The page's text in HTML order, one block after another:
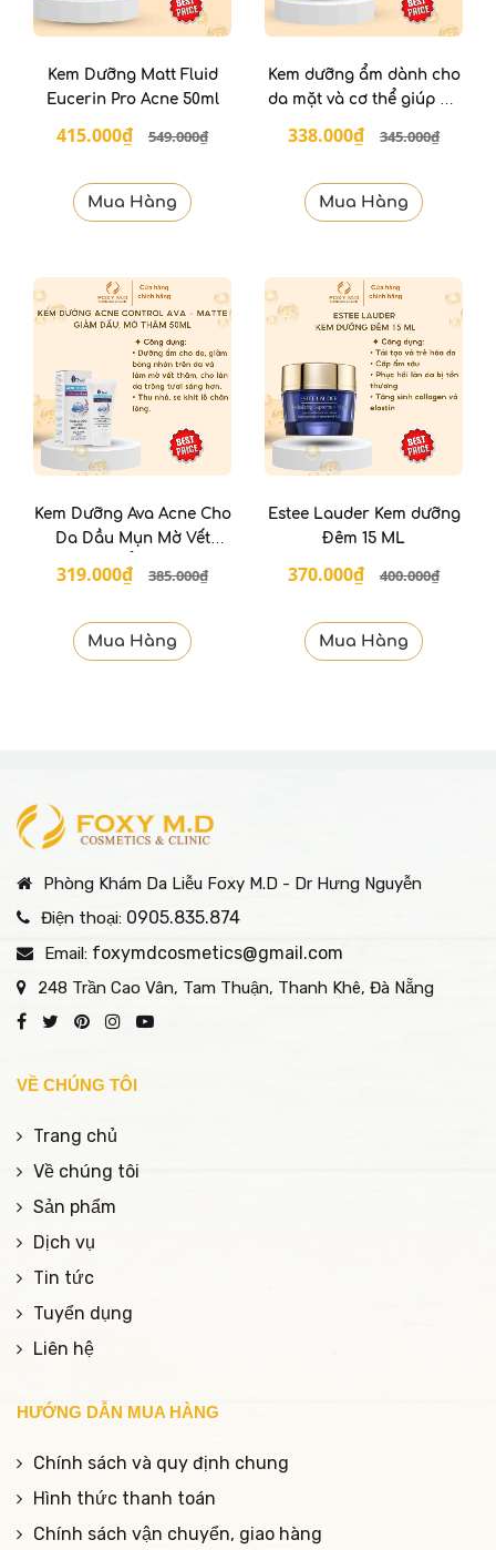
Kem Dưỡng Matt Fluid
Eucerin Pro Acne 50ml
415.000₫ 549.000₫
Mua Hàng
Kem dưỡng ẩm dành cho
da mặt và cơ thể giúp da
Exomega Allergo
338.000₫ 345.000₫
Mua Hàng
Kem Dưỡng Ava Acne Cho
Da Dầu Mụn Mờ Vết
50ml
319.000₫ 385.000₫
Mua Hàng
Estee Lauder Kem dưỡng
Đêm 15 ML
370.000₫ 400.000₫
Mua Hàng
Phòng Khám Da Liễu Foxy M.D - Dr Hưng Nguyễn
Điện thoại: 0905.835.874
Email: foxymdcosmetics@gmail.com
248 Trần Cao Vân, Tam Thuận, Thanh Khê, Đà Nẵng
VỀ CHÚNG TÔI
Trang chủ
Về chúng tôi
Sản phẩm
Dịch vụ
Tin tức
Tuyển dụng
Liên hệ
HƯỚNG DẪN MUA HÀNG
Chính sách và quy định chung
Hình thức thanh toán
Chính sách vận chuyển, giao hàng